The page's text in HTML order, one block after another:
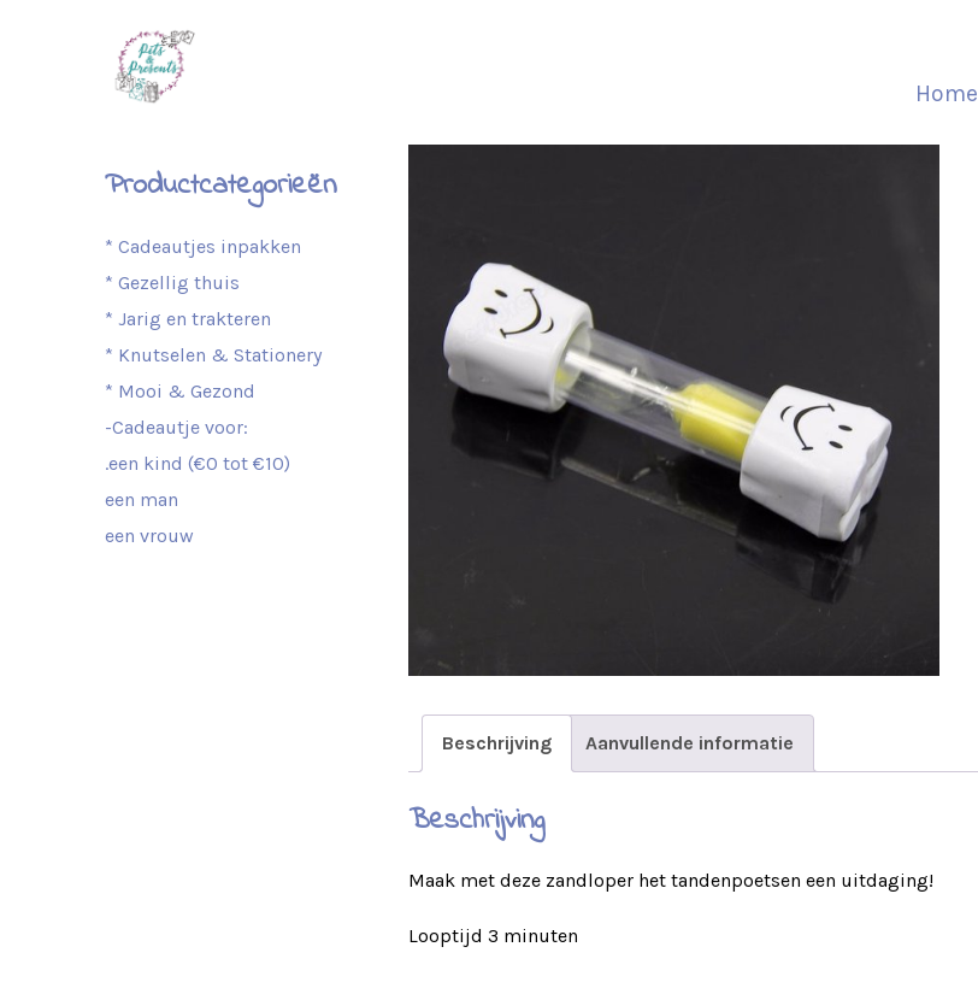
Home
Beschrijving Aanvullende informatie
Beschrijving
Maak met deze zandloper het tandenpoetsen een uitdaging!
Looptijd 3 minuten
Productcategorieën
* Cadeautjes inpakken
* Gezellig thuis
* Jarig en trakteren
* Knutselen & Stationery
* Mooi & Gezond
-Cadeautje voor:
.een kind (€0 tot €10)
een man
een vrouw